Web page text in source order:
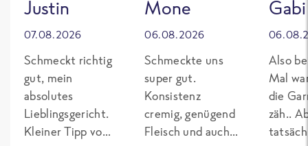
Justin
07.08.2026
Schmeckt richtig
gut, mein
absolutes
Lieblingsgericht.
Kleiner Tipp von
Mone
06.08.2026
Schmeckte uns
super gut.
Konsistenz
cremig, genügend
Fleisch und auch
Gabi
Also
Mal
die
zäh..